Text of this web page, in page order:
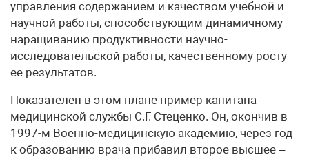
управления содержанием и качеством учебной и
научной работы, способствующим динамичному
наращиванию продуктивности научно-
исследовательской работы, качественному росту
ее результатов.
Показателен в этом плане пример капитана
медицинской службы С.Г. Стеценко. Он, окончив в
1997-м Военно-медицинскую академию, через год
к образованию врача прибавил второе высшее –